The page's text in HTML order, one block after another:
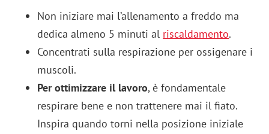
Non iniziare mai l’allenamento a freddo ma
dedica almeno 5 minuti al riscaldamento.
Concentrati sulla respirazione per ossigenare i
muscoli.
Per ottimizzare il lavoro, è fondamentale
respirare bene e non trattenere mai il fiato.
Inspira quando torni nella posizione iniziale